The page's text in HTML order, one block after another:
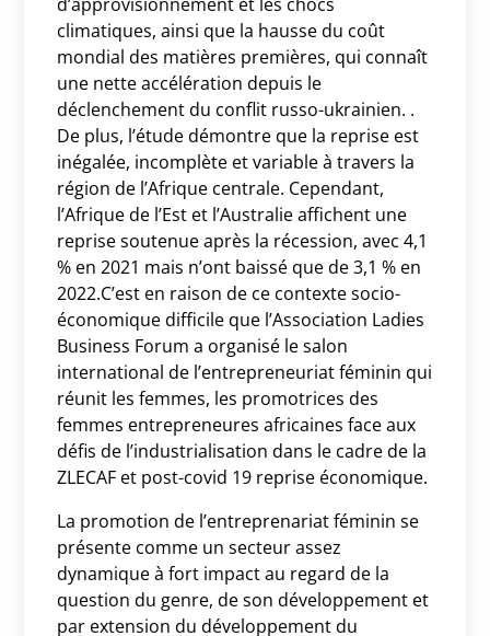
climatiques, ainsi que la hausse du coût
mondial des matières premières, qui connaît
une nette accélération depuis le
déclenchement du conflit russo-ukrainien. .
De plus, l’étude démontre que la reprise est
inégalée, incomplète et variable à travers la
région de l’Afrique centrale. Cependant,
l’Afrique de l’Est et l’Australie affichent une
reprise soutenue après la récession, avec 4,1
% en 2021 mais n’ont baissé que de 3,1 % en
2022.C’est en raison de ce contexte socio-
économique difficile que l’Association Ladies
Business Forum a organisé le salon
international de l’entrepreneuriat féminin qui
réunit les femmes, les promotrices des
femmes entrepreneures africaines face aux
défis de l’industrialisation dans le cadre de la
ZLECAF et post-covid 19 reprise économique.
La promotion de l’entreprenariat féminin se
présente comme un secteur assez
dynamique à fort impact au regard de la
question du genre, de son développement et
par extension du développement du